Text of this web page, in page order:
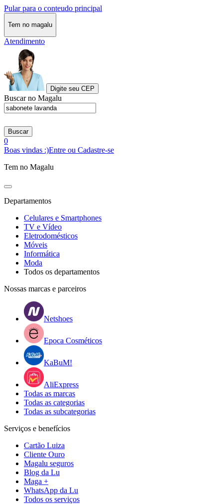
Pular para o conteudo principal
Tem no magalu
Atendimento
Digite seu CEP
Buscar no Magalu
Buscar
0
Boas vindas :)Entre ou Cadastre-se
Tem no Magalu
Departamentos
Celulares e Smartphones
TV e Vídeo
Eletrodomésticos
Móveis
Informática
Moda
Todos os departamentos
Nossas marcas e parceiros
Netshoes
Epoca Cosméticos
KaBuM!
AliExpress
Todas as marcas
Todas as categorias
Todas as subcategorias
Serviços e benefícios
Cartão Luiza
Cliente Ouro
Magalu seguros
Blog da Lu
Maga +
WhatsApp da Lu
Todos os serviços